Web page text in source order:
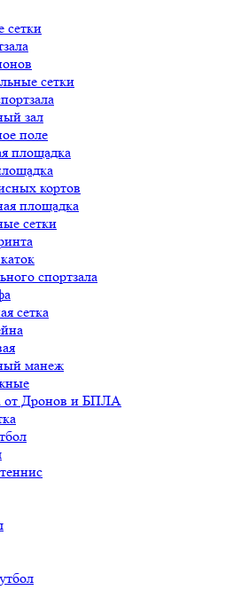
сетки
сетки
зал
поле
площадка
кортов
площадка
сетки
спортзала
сетка
манеж
от Дронов и БПЛА